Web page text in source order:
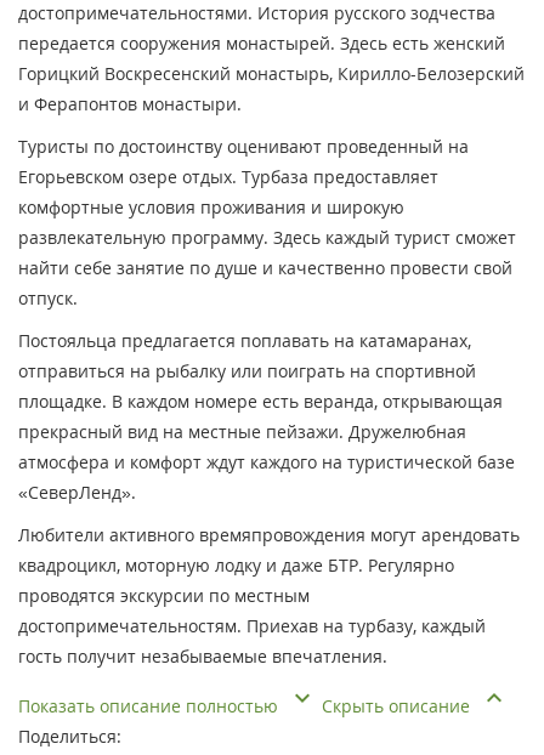
достопримечательностями. История русского зодчества
передается сооружения монастырей. Здесь есть женский
Горицкий Воскресенский монастырь, Кирилло-Белозерский
и Ферапонтов монастыри.
Туристы по достоинству оценивают проведенный на
Егорьевском озере отдых. Турбаза предоставляет
комфортные условия проживания и широкую
развлекательную программу. Здесь каждый турист сможет
найти себе занятие по душе и качественно провести свой
отпуск.
Постояльца предлагается поплавать на катамаранах,
отправиться на рыбалку или поиграть на спортивной
площадке. В каждом номере есть веранда, открывающая
прекрасный вид на местные пейзажи. Дружелюбная
атмосфера и комфорт ждут каждого на туристической базе
«СеверЛенд».
Любители активного времяпровождения могут арендовать
квадроцикл, моторную лодку и даже БТР. Регулярно
проводятся экскурсии по местным
достопримечательностям. Приехав на турбазу, каждый
гость получит незабываемые впечатления.
Показать описание полностью
Скрыть описание
Поделиться: